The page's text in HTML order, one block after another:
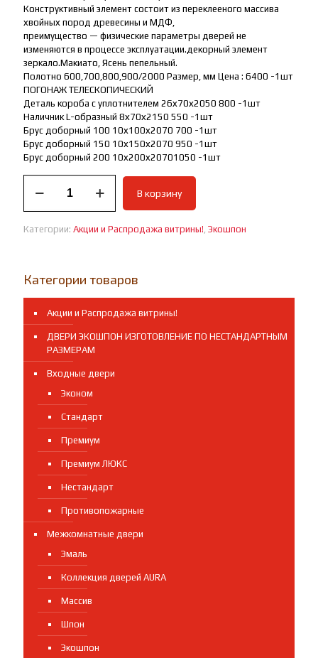
Конструктивный элемент состоит из переклееного массива
хвойных пород древесины и МДФ,
преимущество — физические параметры дверей не
изменяются в процессе эксплуатации.декорный элемент
зеркало.Макиато, Ясень пепельный.
Полотно 600,700,800,900/2000 Размер, мм Цена : 6400 -1шт
ПОГОНАЖ ТЕЛЕСКОПИЧЕСКИЙ
Деталь короба с уплотнителем 26х70х2050 800 -1шт
Наличник L-образный 8х70х2150 550 -1шт
Брус доборный 100 10х100х2070 700 -1шт
Брус доборный 150 10х150х2070 950 -1шт
Брус доборный 200 10х200х20701050 -1шт
товара
LA
Акция!
В корзину
Категории: Акции и Распродажа витрины! Экошпон
Категории товаров
Акции и Распродажа витрины!
ДВЕРИ ЭКОШПОН ИЗГОТОВЛЕНИЕ ПО НЕСТАНДАРТНЫМ
РАЗМЕРАМ
Входные двери
Эконом
Стандарт
Премиум
Премиум ЛЮКС
Нестандарт
Противопожарные
Межкомнатные двери
Эмаль
Коллекция дверей AURA
Массив
Шпон
Экошпон